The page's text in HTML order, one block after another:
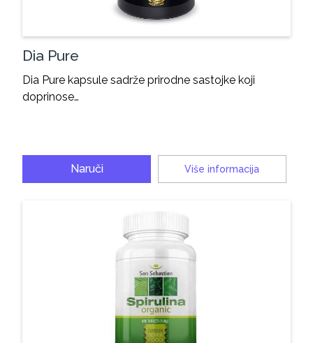
Dia Pure
Dia Pure kapsule sadrže prirodne sastojke koji
doprinose…
Naruči Više informacija